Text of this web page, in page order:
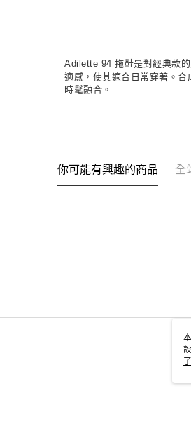
Adilette 94 拖鞋是對經典款
適感，使其適合日常穿著。
時髦融合。
你可能有興趣的商品 全